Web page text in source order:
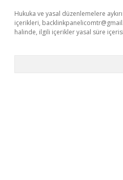
Hukuka ve yasal düzenlemelere
içerikleri,
halinde, ilgili içerikler yasal süre